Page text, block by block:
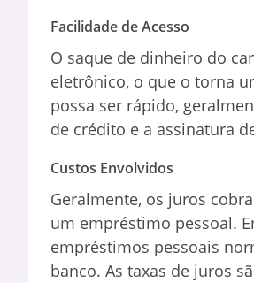
Facilidade de Acesso
O saque de dinheiro do
eletrônico, o que o torna
possa ser rápido,
de crédito e a assinatura
Custos Envolvidos
Geralmente, os juros
um empréstimo pessoal.
empréstimos pessoais
banco. As taxas de juros